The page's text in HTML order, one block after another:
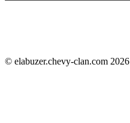
© elabuzer.chevy-clan.com 2026